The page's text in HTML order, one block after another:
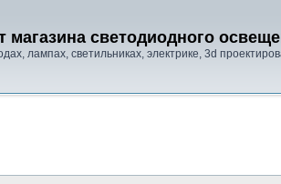
светодиодного
лампах, светильниках, электрике, 3d